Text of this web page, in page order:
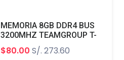
MEMORIA 8GB DDR4 BUS
3200MHZ TEAMGROUP T-
FORCE DELTA RGB BLACK
CL16 1.35V
$80.00 S/. 273.60